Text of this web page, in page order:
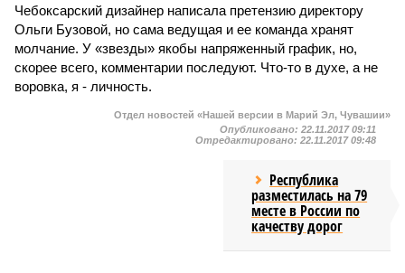
Чебоксарский дизайнер написала претензию директору
Ольги Бузовой, но сама ведущая и ее команда хранят
молчание. У «звезды» якобы напряженный график, но,
скорее всего, комментарии последуют. Что-то в духе, а не
воровка, я - личность.
Отдел новостей «Нашей версии в Марий Эл, Чувашии»
Опубликовано: 22.11.2017 09:11
Отредактировано: 22.11.2017 09:48
Республика
разместилась на 79
месте в России по
качеству дорог